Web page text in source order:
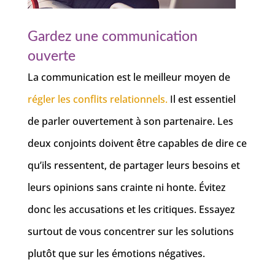
Gardez une communication
ouverte
La communication est le meilleur moyen de
régler les conflits relationnels.Il est essentiel
de parler ouvertement à son partenaire. Les
deux conjoints doivent être capables de dire ce
qu’ils ressentent, de partager leurs besoins et
leurs opinions sans crainte ni honte. Évitez
donc les accusations et les critiques. Essayez
surtout de vous concentrer sur les solutions
plutôt que sur les émotions négatives.